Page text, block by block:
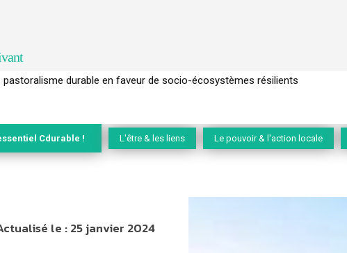
l’arbre pour un modèle économique régénératif du vivant …
Cdurable ! L'être & les liens Le pouvoir & l'action locale
le :25 janvier 2024